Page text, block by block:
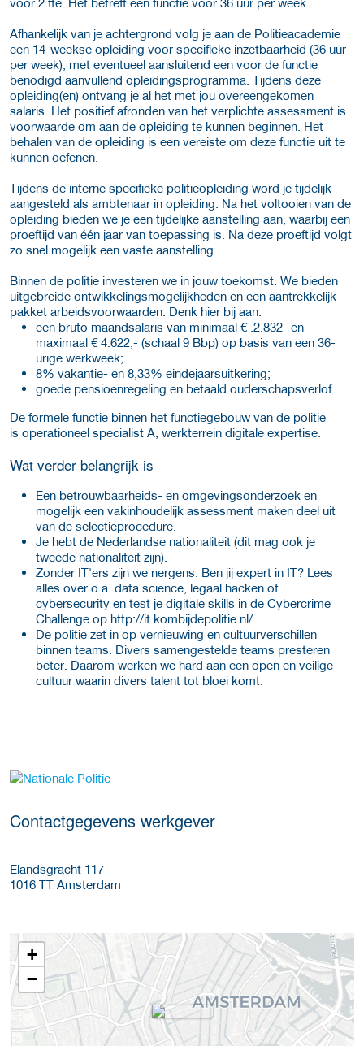
Afhankelijk van je achtergrond volg je aan de Politieacademie
een 14-weekse opleiding voor specifieke inzetbaarheid (36 uur
per week), met eventueel aansluitend een voor de functie
benodigd aanvullend opleidingsprogramma. Tijdens deze
opleiding(en) ontvang je al het met jou overeengekomen
salaris. Het positief afronden van het verplichte assessment is
voorwaarde om aan de opleiding te kunnen beginnen. Het
behalen van de opleiding is een vereiste om deze functie uit te
kunnen oefenen.
Tijdens de interne specifieke politieopleiding word je tijdelijk
aangesteld als ambtenaar in opleiding. Na het voltooien van de
opleiding bieden we je een tijdelijke aanstelling aan, waarbij een
proeftijd van één jaar van toepassing is. Na deze proeftijd volgt
zo snel mogelijk een vaste aanstelling.
Binnen de politie investeren we in jouw toekomst. We bieden
uitgebreide ontwikkelingsmogelijkheden en een aantrekkelijk
pakket arbeidsvoorwaarden. Denk hier bij aan:
een bruto maandsalaris van minimaal € .2.832- en
maximaal € 4.622,- (schaal 9 Bbp) op basis van een 36-
urige werkweek;
8% vakantie- en 8,33% eindejaarsuitkering;
goede pensioenregeling en betaald ouderschapsverlof.
De formele functie binnen het functiegebouw van de politie
is operationeel specialist A, werkterrein digitale expertise.
Wat verder belangrijk is
Een betrouwbaarheids- en omgevingsonderzoek en
mogelijk een vakinhoudelijk assessment maken deel uit
van de selectieprocedure.
Je hebt de Nederlandse nationaliteit (dit mag ook je
tweede nationaliteit zijn).
Zonder IT'ers zijn we nergens. Ben jij expert in IT? Lees
alles over o.a. data science, legaal hacken of
cybersecurity en test je digitale skills in de Cybercrime
Challenge op http://it.kombijdepolitie.nl/.
De politie zet in op vernieuwing en cultuurverschillen
binnen teams. Divers samengestelde teams presteren
beter. Daarom werken we hard aan een open en veilige
cultuur waarin divers talent tot bloei komt.
Meer werkgever details
Contactgegevens werkgever
Elandsgracht 117
1016 TT Amsterdam
+
−